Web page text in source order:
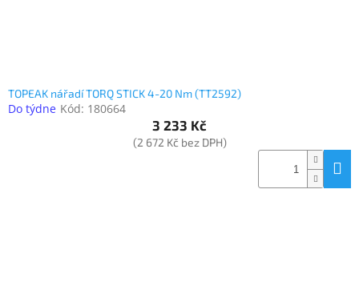
TOPEAK nářadí TORQ STICK 4-20 Nm (TT2592)
Do týdne Kód: 180664
3 233 Kč
(2 672 Kč bez DPH)